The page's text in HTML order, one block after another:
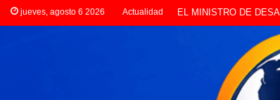
jueves, agosto 6 2026 Actualidad EL JEFE DE LA UR3